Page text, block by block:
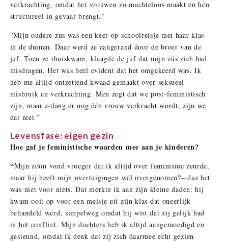
verkrachting, omdat het vrouwen zo machteloos maakt en hen
structureel in gevaar brengt.”
“Mijn oudere zus was een keer op schoolreisje met haar klas
in de duinen. Daar werd ze aangerand door de broer van de
juf. Toen ze thuiskwam, klaagde de juf dat mijn zús zich had
misdragen. Het was heel evident dat het omgekeerd was. Ik
heb me altijd ontzettend kwaad gemaakt over seksueel
misbruik en verkrachting. Men zegt dat we post-feministisch
zijn, maar zolang er nog één vrouw verkracht wordt, zijn we
dat niet.”
Levensfase: eigen gezin
Hoe gaf je feministische waarden mee aan je kinderen?
“Mijn zoon vond vroeger dat ik altijd over feminisme zeurde,
maar hij heeft mijn overtuigingen wél overgenomen?– dus het
was niet voor niets. Dat merkte ik aan zijn kleine daden: hij
kwam ooit op voor een meisje uit zijn klas dat oneerlijk
behandeld werd, simpelweg omdat hij wist dat zij gelijk had
in het conflict. Mijn dochters heb ik altijd aangemoedigd en
gesteund, omdat ik denk dat zij zich daarmee echt gezien